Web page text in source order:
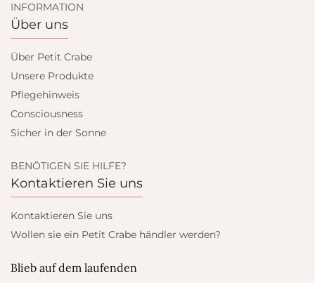
INFORMATION
Über uns
Über Petit Crabe
Unsere Produkte
Pflegehinweis
Consciousness
Sicher in der Sonne
BENÖTIGEN SIE HILFE?
Kontaktieren Sie uns
Kontaktieren Sie uns
Wollen sie ein Petit Crabe händler werden?
Blieb auf dem laufenden